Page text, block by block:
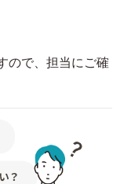
ので、担当にご確